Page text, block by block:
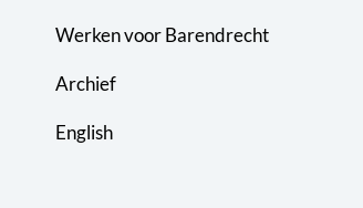
Werken voor Barendrecht
Archief
English